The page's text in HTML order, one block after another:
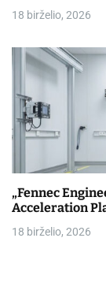
18 birželio, 2026
„Fennec
Acceleration
18 birželio, 2026